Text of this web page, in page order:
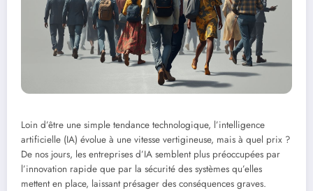
Loin d’être une simple tendance technologique, l’intelligence
artificielle (IA) évolue à une vitesse vertigineuse, mais à quel prix ?
De nos jours, les entreprises d’IA semblent plus préoccupées par
l’innovation rapide que par la sécurité des systèmes qu’elles
mettent en place, laissant présager des conséquences graves.